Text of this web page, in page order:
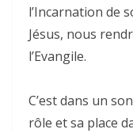
l’Incarnation de
Jésus, nous
l’Evangile.
C’est dans un
rôle et sa place